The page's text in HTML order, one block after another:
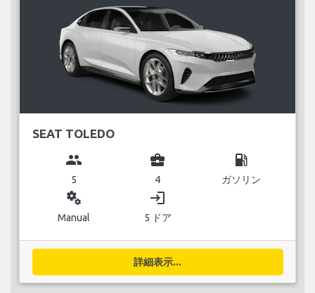
SEAT TOLEDO
group
5
business_center
4
local_gas_station
ガソリン
miscellaneous_services
Manual
login
5 ドア
詳細表示...